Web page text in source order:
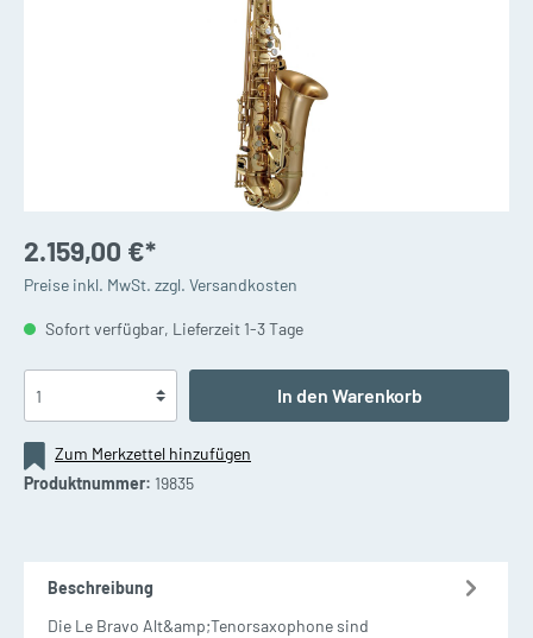
2.159,00 €*
Preise inkl. MwSt. zzgl. Versandkosten
Sofort verfügbar, Lieferzeit 1-3 Tage
In den Warenkorb
Zum Merkzettel hinzufügen
Produktnummer: 19835
Beschreibung
Die Le Bravo Alt&amp;Tenorsaxophone sind